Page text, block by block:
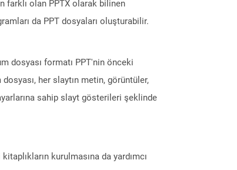
farklı olan PPTX olarak bilinen
da PPT dosyaları oluşturabilir.
dosyası formatı PPT'nin önceki
her slaytın metin, görüntüler,
sahip slayt gösterileri şeklinde
kurulmasına da yardımcı